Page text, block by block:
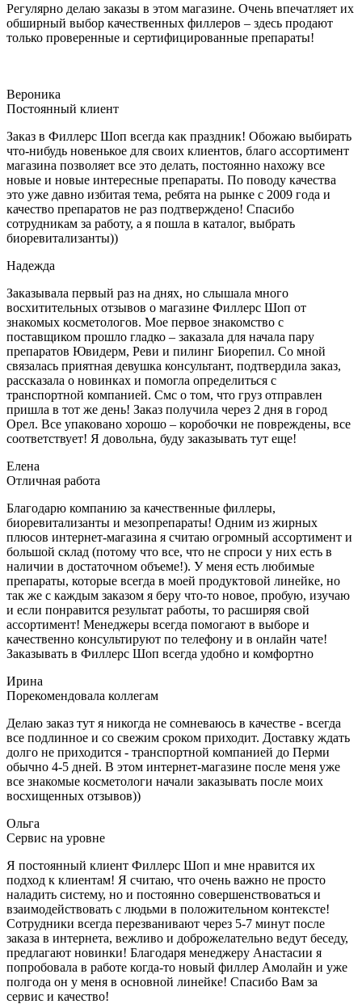
Регулярно делаю заказы в этом магазине. Очень впечатляет их
обширный выбор качественных филлеров – здесь продают
только проверенные и сертифицированные препараты!
Вероника
Постоянный клиент
Заказ в Филлерс Шоп всегда как праздник! Обожаю выбирать
что-нибудь новенькое для своих клиентов, благо ассортимент
магазина позволяет все это делать, постоянно нахожу все
новые и новые интересные препараты. По поводу качества
это уже давно избитая тема, ребята на рынке с 2009 года и
качество препаратов не раз подтверждено! Спасибо
сотрудникам за работу, а я пошла в каталог, выбрать
биоревитализанты))
Надежда
Заказывала первый раз на днях, но слышала много
восхитительных отзывов о магазине Филлерс Шоп от
знакомых косметологов. Мое первое знакомство с
поставщиком прошло гладко – заказала для начала пару
препаратов Ювидерм, Реви и пилинг Биорепил. Со мной
связалась приятная девушка консультант, подтвердила заказ,
рассказала о новинках и помогла определиться с
транспортной компанией. Смс о том, что груз отправлен
пришла в тот же день! Заказ получила через 2 дня в город
Орел. Все упаковано хорошо – коробочки не повреждены, все
соответствует! Я довольна, буду заказывать тут еще!
Елена
Отличная работа
Благодарю компанию за качественные филлеры,
биоревитализанты и мезопрепараты! Одним из жирных
плюсов интернет-магазина я считаю огромный ассортимент и
большой склад (потому что все, что не спроси у них есть в
наличии в достаточном объеме!). У меня есть любимые
препараты, которые всегда в моей продуктовой линейке, но
так же с каждым заказом я беру что-то новое, пробую, изучаю
и если понравится результат работы, то расширяя свой
ассортимент! Менеджеры всегда помогают в выборе и
качественно консультируют по телефону и в онлайн чате!
Заказывать в Филлерс Шоп всегда удобно и комфортно
Ирина
Порекомендовала коллегам
Делаю заказ тут я никогда не сомневаюсь в качестве - всегда
все подлинное и со свежим сроком приходит. Доставку ждать
долго не приходится - транспортной компанией до Перми
обычно 4-5 дней. В этом интернет-магазине после меня уже
все знакомые косметологи начали заказывать после моих
восхищенных отзывов))
Ольга
Сервис на уровне
Я постоянный клиент Филлерс Шоп и мне нравится их
подход к клиентам! Я считаю, что очень важно не просто
наладить систему, но и постоянно совершенствоваться и
взаимодействовать с людьми в положительном контексте!
Сотрудники всегда перезванивают через 5-7 минут после
заказа в интернета, вежливо и доброжелательно ведут беседу,
предлагают новинки! Благодаря менеджеру Анастасии я
попробовала в работе когда-то новый филлер Амолайн и уже
полгода он у меня в основной линейке! Спасибо Вам за
сервис и качество!